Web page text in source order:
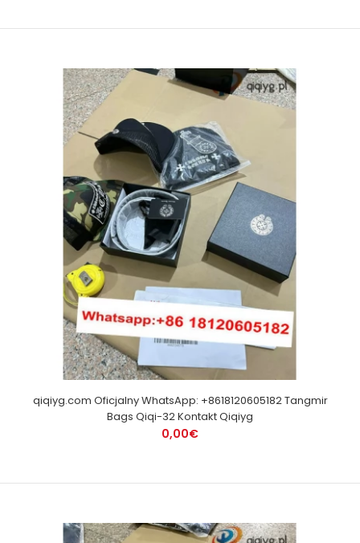
qiqiyg.com Oficjalny WhatsApp: +8618120605182 Tangmir
Bags Qiqi-32 Kontakt Qiqiyg
0,00€